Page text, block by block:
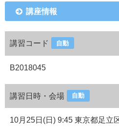
講座情報
講習コード 自動
B2018045
講習日時・会場 自動
10月25日(日) 9:45 東京都足